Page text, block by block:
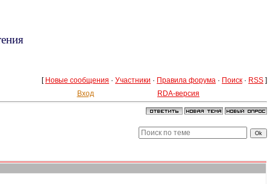
[ Новые сообщения · Участники · Правила форума · Поиск · RSS ]
Вход
RDA-версия